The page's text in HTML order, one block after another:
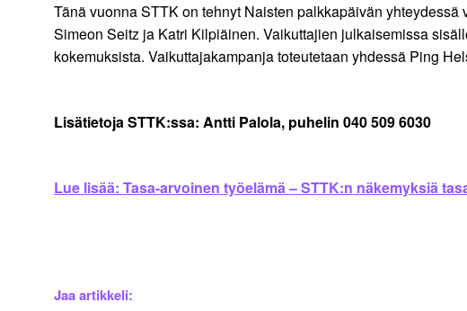
Tänä vuonna STTK on tehnyt Naisten palkkapäivän
Simeon Seitz ja Katri Kilpiäinen. Vaikuttajien julkaisemissa
kokemuksista. Vaikuttajakampanja toteutetaan yhdessä Ping
Lisätietoja STTK:ssa: Antti Palola, puhelin 040 509 6030
Lue lisää: Tasa-arvoinen työelämä – STTK:n näkemyksiä
Jaa artikkeli: